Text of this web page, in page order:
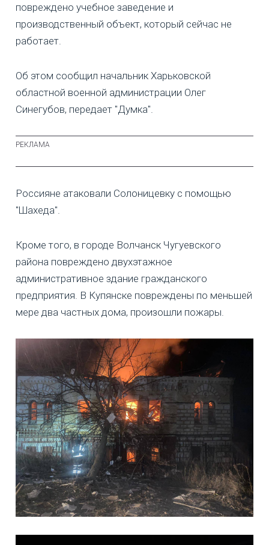
повреждено учебное заведение и
производственный объект, который сейчас не
работает.
Об этом сообщил начальник Харьковской
областной военной администрации Олег
Синегубов, передает "Думка".
Россияне атаковали Солоницевку с помощью
"Шахеда".
Кроме того, в городе Волчанск Чугуевского
района повреждено двухэтажное
административное здание гражданского
предприятия. В Купянске повреждены по меньшей
мере два частных дома, произошли пожары.